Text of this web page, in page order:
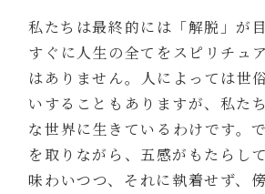
私たちは最終的には「解脱」が
すぐに人生の全てをスピリチュ
はありません。人によっては世
いすることもありますが、私た
な世界に生きているわけです。
を取りながら、五感がもたらし
味わいつつ、それに執着せず、